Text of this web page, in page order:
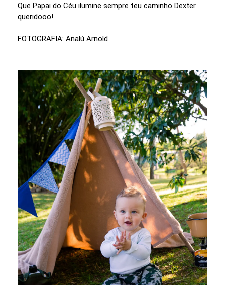
Que Papai do Céu ilumine sempre teu caminho Dexter
queridooo!
FOTOGRAFIA: Analú Arnold